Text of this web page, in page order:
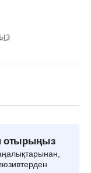
отырыңыз